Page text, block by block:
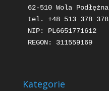
62-510 Wola Podłężna
tel. +48 513 378 378
NIP: PL6651771612
REGON: 311559169
Kategorie